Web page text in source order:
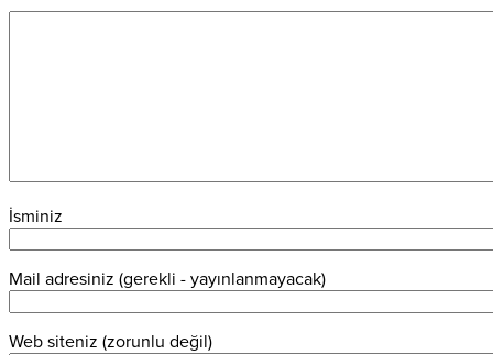
İsminiz
Mail adresiniz (gerekli - yayınlanmayacak)
Web siteniz (zorunlu değil)